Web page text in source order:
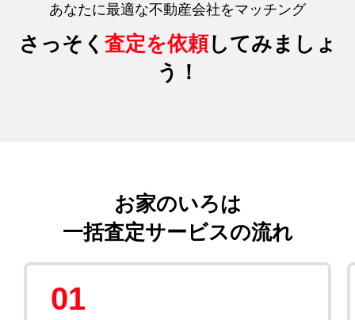
あなたに最適な不動産会社をマッチング
さっそく 査定を依頼してみましょ
う！
お家のいろは
一括査定サービスの流れ
01